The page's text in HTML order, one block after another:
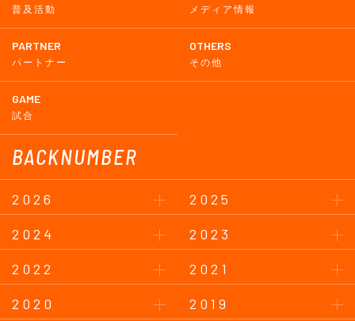
普及活動 メディア情報
PARTNER
パートナー
OTHERS
その他
GAME
試合
BACKNUMBER
2026
2025
2024
2023
2022
2021
2020
2019